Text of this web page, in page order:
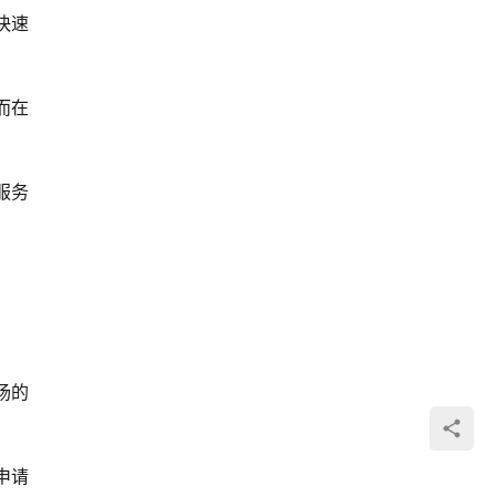
速
在
务
的
请